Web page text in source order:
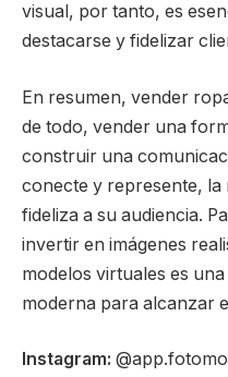
visual, por tanto, es
destacarse y fidelizar
En resumen, vender
de todo, vender una
construir una
conecte y represente, la
fideliza a su audiencia.
invertir en imágenes
modelos virtuales es
moderna para alcanzar
Instagram: